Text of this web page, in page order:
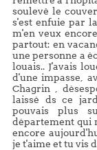
soulevé le
s'est enfuie par
m'en veux
partout: en
une personne a
louais.. J'avais
d'une impasse,
Chagrin ,
laissé ds ce
pouvais plus
département qui
encore
je t'aime et tu vis